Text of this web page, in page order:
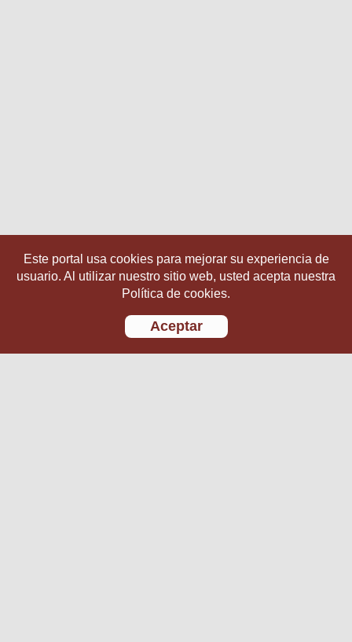
Este portal usa cookies para mejorar su experiencia de
usuario. Al utilizar nuestro sitio web, usted acepta nuestra
Política de cookies.
Aceptar